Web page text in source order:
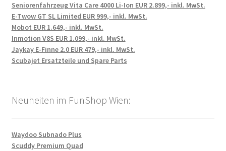
Seniorenfahrzeug Vita Care 4000 Li-Ion EUR 2.899,- inkl. MwSt.
E-Twow GT SL Limited EUR 999,- inkl. MwSt.
Mobot EUR 1.649,- inkl. MwSt.
Inmotion V8S EUR 1.099,- inkl. MwSt.
Jaykay E-Finne 2.0 EUR 479,- inkl. MwSt.
Scubajet Ersatzteile und Spare Parts
Neuheiten im FunShop Wien:
Waydoo Subnado Plus
Scuddy Premium Quad